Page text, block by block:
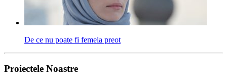
De ce nu poate fi femeia preot
Proiectele Noastre